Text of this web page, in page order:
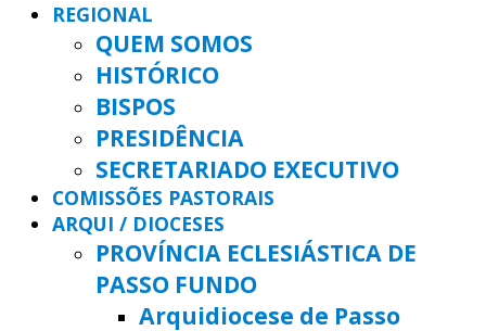
REGIONAL
QUEM SOMOS
HISTÓRICO
BISPOS
PRESIDÊNCIA
SECRETARIADO EXECUTIVO
COMISSÕES PASTORAIS
ARQUI / DIOCESES
PROVÍNCIA ECLESIÁSTICA DE
PASSO FUNDO
Arquidiocese de Passo